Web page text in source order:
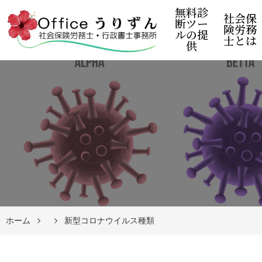
無料診
断ツー
ルの提
供
社会保
険労務
士とは
ホーム 新型コロナウイルス種類